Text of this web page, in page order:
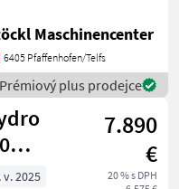
wählt
die
Die
Maschinencenter
6405 Pfaffenhofen/Telfs
Prémiový plus prodejce
7.890
€
20 % s DPH
v. 2025